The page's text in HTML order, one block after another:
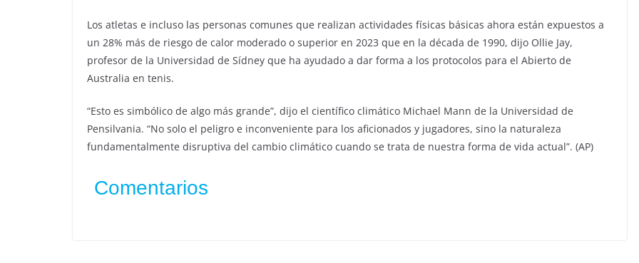
Los atletas e incluso las personas comunes que realizan actividades físicas básicas ahora están expuestos a
un 28% más de riesgo de calor moderado o superior en 2023 que en la década de 1990, dijo Ollie Jay,
profesor de la Universidad de Sídney que ha ayudado a dar forma a los protocolos para el Abierto de
Australia en tenis.
“Esto es simbólico de algo más grande”, dijo el científico climático Michael Mann de la Universidad de
Pensilvania. “No solo el peligro e inconveniente para los aficionados y jugadores, sino la naturaleza
fundamentalmente disruptiva del cambio climático cuando se trata de nuestra forma de vida actual”. (AP)
Comentarios